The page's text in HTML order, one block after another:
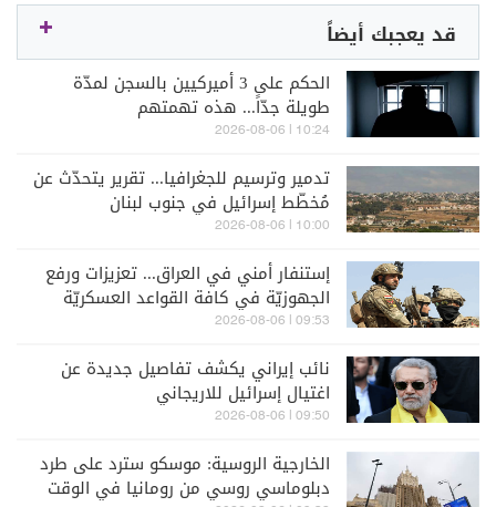
قد يعجبك أيضاً
الحكم على 3 أميركيين بالسجن لمدّة
طويلة جدّاً... هذه تهمتهم
10:24 | 2026-08-06
تدمير وترسيم للجغرافيا... تقرير يتحدّث عن
مُخطّط إسرائيل في جنوب لبنان
10:00 | 2026-08-06
إستنفار أمني في العراق... تعزيزات ورفع
الجهوزيّة في كافة القواعد العسكريّة
09:53 | 2026-08-06
نائب إيراني يكشف تفاصيل جديدة عن
اغتيال إسرائيل للاريجاني
09:50 | 2026-08-06
الخارجية الروسية: موسكو سترد على طرد
دبلوماسي روسي من رومانيا في الوقت